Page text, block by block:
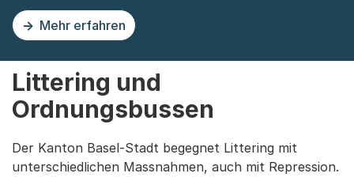
Mehr erfahren
zu dieser Seite Angebote Umweltbildung
Littering und
Ordnungsbussen
Der Kanton Basel-Stadt begegnet Littering mit
unterschiedlichen Massnahmen, auch mit Repression.